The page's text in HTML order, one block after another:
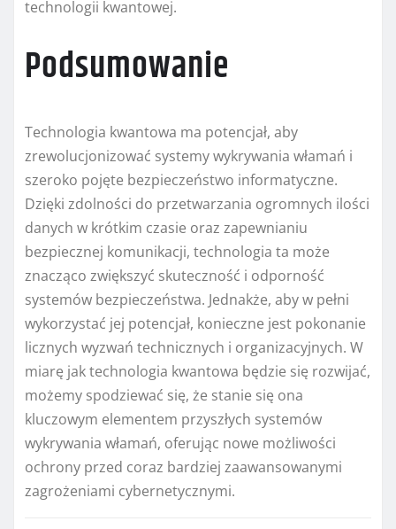
technologii kwantowej.
Podsumowanie
Technologia kwantowa ma potencjał, aby
zrewolucjonizować systemy wykrywania włamań i
szeroko pojęte bezpieczeństwo informatyczne.
Dzięki zdolności do przetwarzania ogromnych ilości
danych w krótkim czasie oraz zapewnianiu
bezpiecznej komunikacji, technologia ta może
znacząco zwiększyć skuteczność i odporność
systemów bezpieczeństwa. Jednakże, aby w pełni
wykorzystać jej potencjał, konieczne jest pokonanie
licznych wyzwań technicznych i organizacyjnych. W
miarę jak technologia kwantowa będzie się rozwijać,
możemy spodziewać się, że stanie się ona
kluczowym elementem przyszłych systemów
wykrywania włamań, oferując nowe możliwości
ochrony przed coraz bardziej zaawansowanymi
zagrożeniami cybernetycznymi.